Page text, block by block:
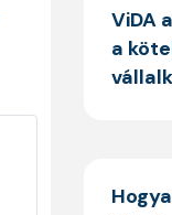
ViDA
a